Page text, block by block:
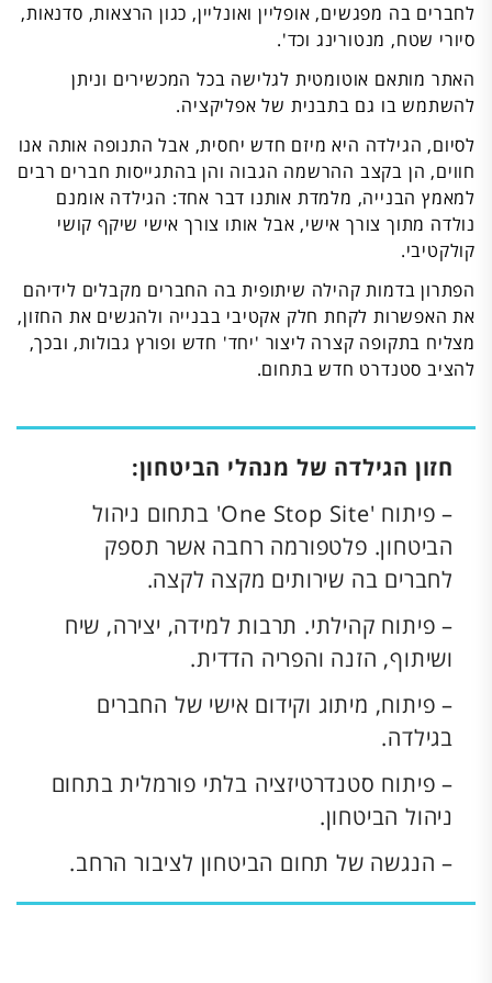
לחברים בה מפגשים, אופליין ואונליין, כגון הרצאות, סדנאות,
סיורי שטח, מנטורינג וכד'.
האתר מותאם אוטומטית לגלישה בכל המכשירים וניתן
להשתמש בו גם בתבנית של אפליקציה.
לסיום, הגילדה היא מיזם חדש יחסית, אבל התנופה אותה אנו
חווים, הן בקצב ההרשמה הגבוה והן בהתגייסות חברים רבים
למאמץ הבנייה, מלמדת אותנו דבר אחד: הגילדה אומנם
נולדה מתוך צורך אישי, אבל אותו צורך אישי שיקף קושי
קולקטיבי.
הפתרון בדמות קהילה שיתופית בה החברים מקבלים לידיהם
את האפשרות לקחת חלק אקטיבי בבנייה ולהגשים את החזון,
מצליח בתקופה קצרה ליצור 'יחד' חדש ופורץ גבולות, ובכך,
להציב סטנדרט חדש בתחום.
חזון הגילדה של מנהלי הביטחון:
– פיתוח 'One Stop Site' בתחום ניהול
הביטחון. פלטפורמה רחבה אשר תספק
לחברים בה שירותים מקצה לקצה.
– פיתוח קהילתי. תרבות למידה, יצירה, שיח
ושיתוף, הזנה והפריה הדדית.
– פיתוח, מיתוג וקידום אישי של החברים
בגילדה.
– פיתוח סטנדרטיזציה בלתי פורמלית בתחום
ניהול הביטחון.
– הנגשה של תחום הביטחון לציבור הרחב.